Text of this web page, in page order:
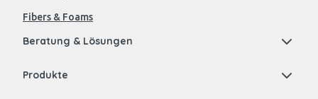
Fibers & Foams
Beratung & Lösungen
Produkte